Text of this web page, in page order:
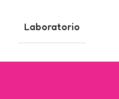
Laboratorio